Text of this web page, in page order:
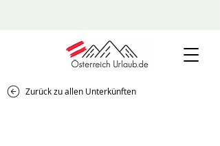
Zurück zu allen Unterkünften